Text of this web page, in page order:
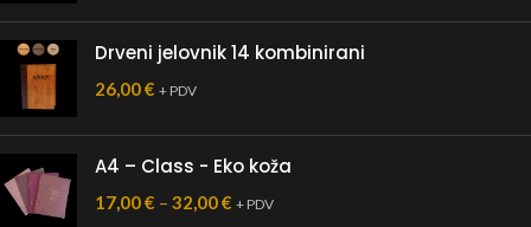
Drveni jelovnik 14 kombinirani
26,00€ + PDV
A4 – Class - Eko koža
17,00€ – 32,00€ + PDV